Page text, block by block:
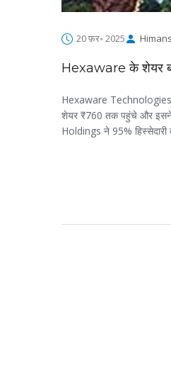
20 फ़र॰ 2025
Hexaware के शेयर
Hexaware Technologies
शेयर ₹760 तक पहुंचे और इसने
Holdings ने 95% हिस्सेदारी